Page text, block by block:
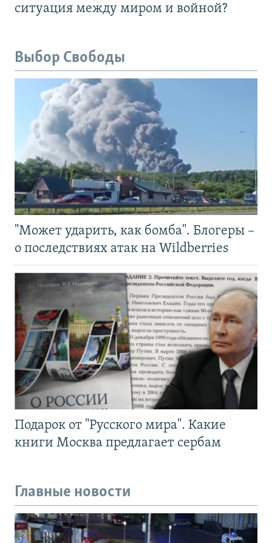
ситуация между миром и войной?
Выбор Свободы
"Может ударить, как бомба". Блогеры –
о последствиях атак на Wildberries
Подарок от "Русского мира". Какие
книги Москва предлагает сербам
Главные новости